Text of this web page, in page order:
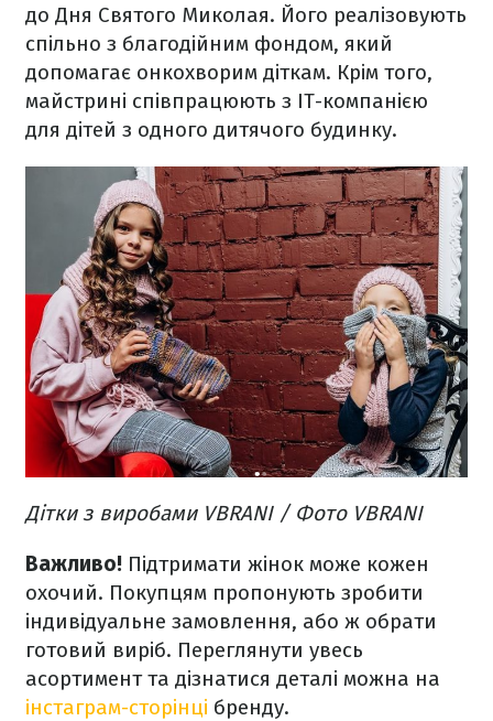
до Дня Святого Миколая. Його реалізовують
спільно з благодійним фондом, який
допомагає онкохворим діткам. Крім того,
майстрині співпрацюють з ІТ-компанією
для дітей з одного дитячого будинку.
Дітки з виробами VBRANI / Фото VBRANI
Важливо! Підтримати жінок може кожен
охочий. Покупцям пропонують зробити
індивідуальне замовлення, або ж обрати
готовий виріб. Переглянути увесь
асортимент та дізнатися деталі можна на
інстаграм-сторінці бренду.